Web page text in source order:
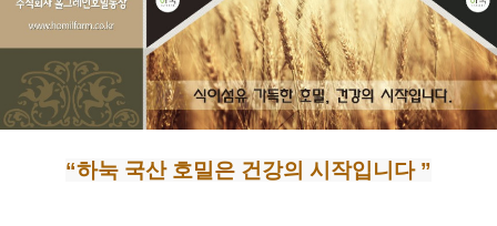
“하눅 국산 호밀은 건강의 시작입니다 ”